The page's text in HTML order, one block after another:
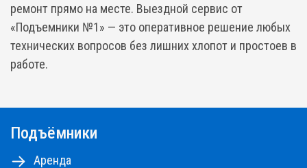
ремонт прямо на месте. Выездной сервис от
«Подъемники №1» — это оперативное решение любых
технических вопросов без лишних хлопот и простоев в
работе.
Подъёмники
Аренда